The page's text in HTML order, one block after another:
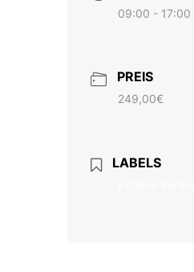
09:00 - 17:00
PREIS
249,00€
LABELS